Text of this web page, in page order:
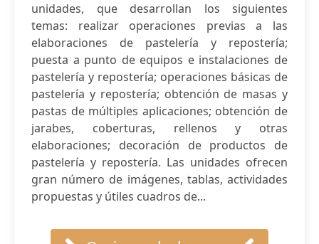
unidades, que desarrollan los siguientes
temas: realizar operaciones previas a las
elaboraciones de pastelería y repostería;
puesta a punto de equipos e instalaciones de
pastelería y repostería; operaciones básicas de
pastelería y repostería; obtención de masas y
pastas de múltiples aplicaciones; obtención de
jarabes, coberturas, rellenos y otras
elaboraciones; decoración de productos de
pastelería y repostería. Las unidades ofrecen
gran número de imágenes, tablas, actividades
propuestas y útiles cuadros de...